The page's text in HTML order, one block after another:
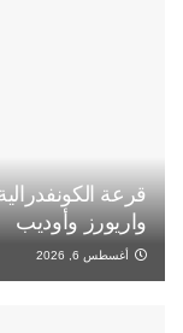
قرعة
واريورز وأوديب
أغسطس 6, 2026